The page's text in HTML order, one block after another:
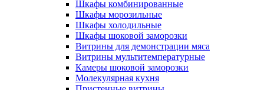
Шкафы комбинированные
Шкафы морозильные
Шкафы холодильные
Шкафы шоковой заморозки
Витрины для демонстрации мяса
Витрины мультитемпературные
Камеры шоковой заморозки
Молекулярная кухня